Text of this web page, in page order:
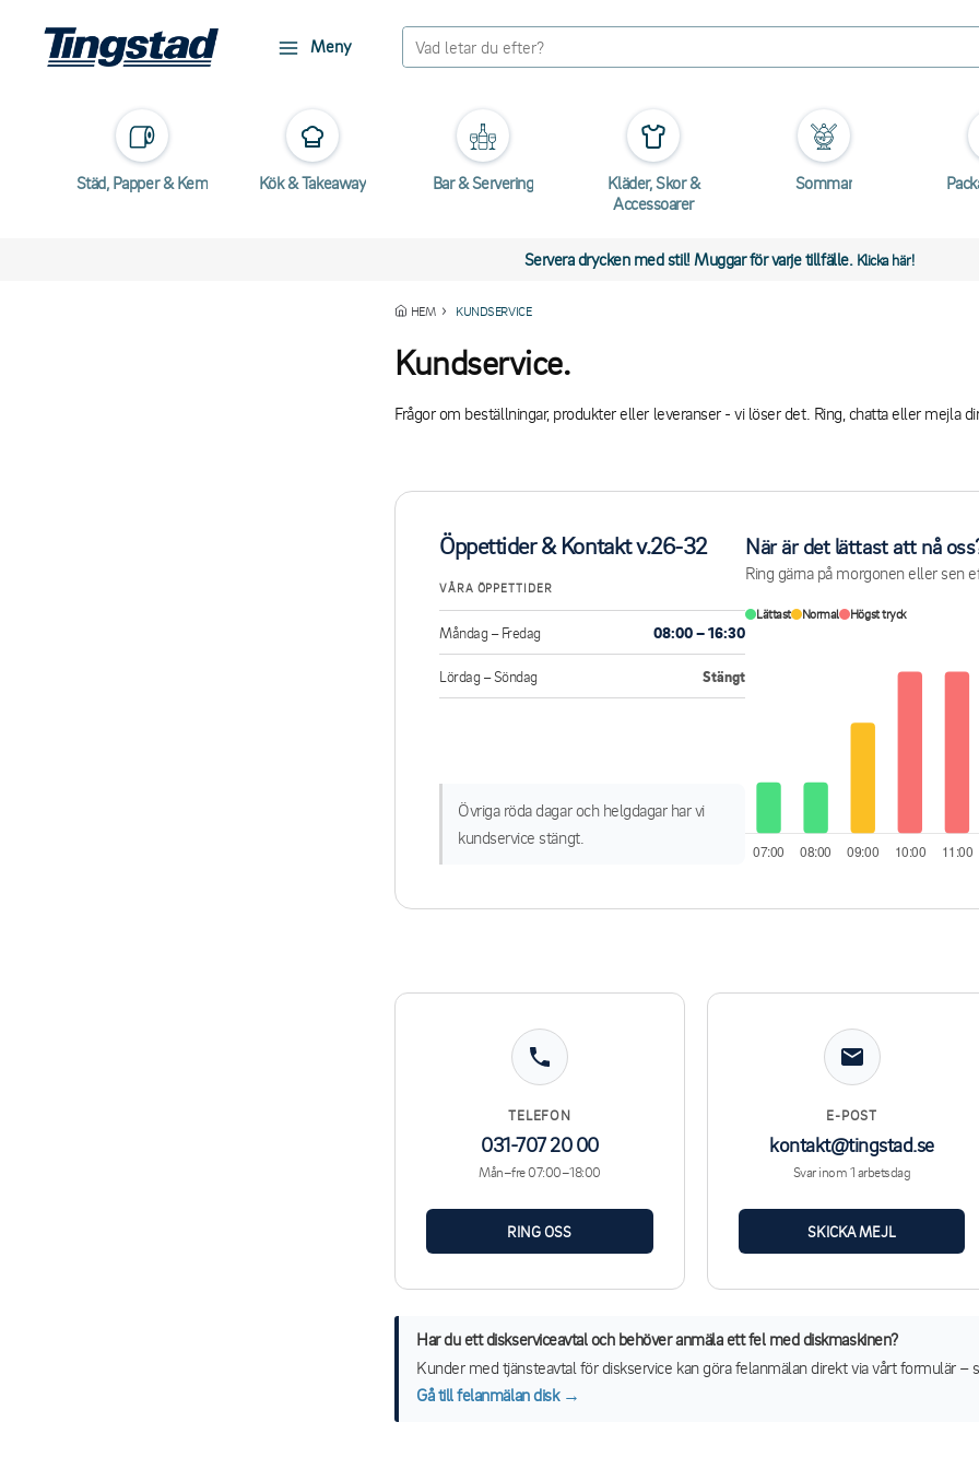
Meny
Städ, Papper & Kem Kök & Takeaway Bar & Servering
Kläder, Skor &
Accessoarer
Sommar
Servera drycken med stil! Muggar för varje tillfälle. Klicka här!
HEM KUNDSERVICE
Kundservice.
Frågor om beställningar, produkter eller leveranser - vi löser det. Ring, chatta eller mejla
Öppettider & Kontakt v.26-32
VÅRA ÖPPETTIDER
Måndag – Fredag 08:00 – 16:30
Lördag – Söndag Stängt
Övriga röda dagar och helgdagar har vi
kundservice stängt.
När är det lättast att nå
Ring gärna på morgonen eller sen
Lättast Normal Högst tryck
TELEFON
031-707 20 00
Mån–fre 07:00–18:00
RING OSS
E-POST
kontakt@tingstad.se
Svar inom 1 arbetsdag
SKICKA MEJL
Har du ett diskserviceavtal och behöver anmäla ett fel med diskmaskinen?
Kunder med tjänsteavtal för diskservice kan göra felanmälan direkt via vårt formulär –
Gå till felanmälan disk →